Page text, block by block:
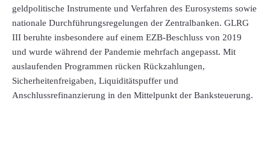
geldpolitische Instrumente und Verfahren des Eurosystems sowie
nationale Durchführungsregelungen der Zentralbanken. GLRG
III beruhte insbesondere auf einem EZB-Beschluss von 2019
und wurde während der Pandemie mehrfach angepasst. Mit
auslaufenden Programmen rücken Rückzahlungen,
Sicherheitenfreigaben, Liquiditätspuffer und
Anschlussrefinanzierung in den Mittelpunkt der Banksteuerung.